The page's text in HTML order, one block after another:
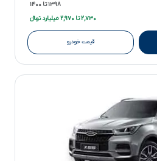
۱۳۹۸ تا ۱۴۰۰
۲,۷۳۰ تا ۲,۹۷۰ میلیارد تومانءءء
قیمت خودرو